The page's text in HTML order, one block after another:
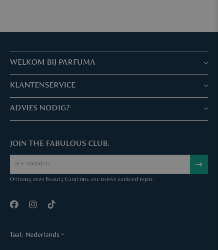
WELKOM BIJ PARFUMA
Winkels & Services
Reserveer je afspraak
Over Parfuma
Vacatures
KLANTENSERVICE
Klantenservice & Veelgestelde vragen
Parfuma geschenkbon
Sample Service
ADVIES NODIG?
Mail ons
Bel ons
JOIN THE FABULOUS CLUB.
Ontvang onze Beauty Curations, exclusieve aanbiedingen.
Taal: Nederlands